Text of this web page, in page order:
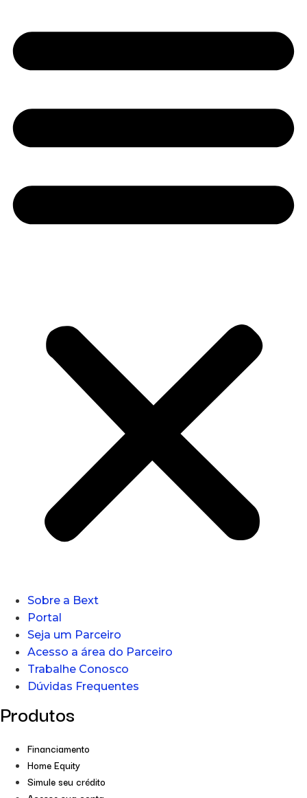
Sobre a Bext
Portal
Seja um Parceiro
Acesso a área do Parceiro
Trabalhe Conosco
Dúvidas Frequentes
Produtos
Financiamento
Home Equity
Simule seu crédito